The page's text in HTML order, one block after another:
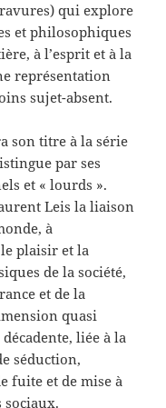
qui explore
et philosophiques
à l’esprit et à la
représentation
sujet-absent.
son titre à la série
par ses
et « lourds ».
Leis la liaison
à
plaisir et la
de la société,
et de la
quasi
liée à la
séduction,
fuite et de mise à
sociaux.